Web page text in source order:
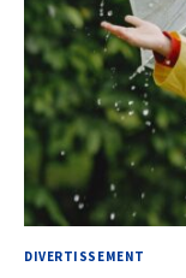
DIVERTISSEMENT